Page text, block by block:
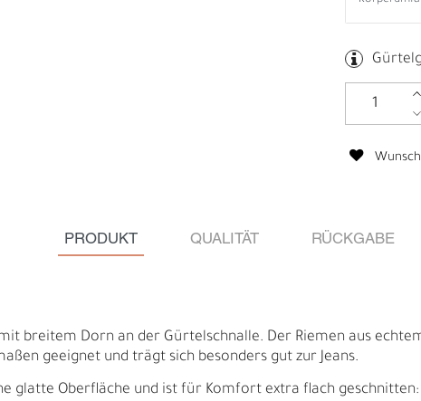
PRODUKT QUALITÄT RÜCKGABE
breitem Dorn an der Gürtelschnalle. Der Riemen aus
geeignet und trägt sich besonders gut zur Jeans.
glatte Oberfläche und ist für Komfort extra flach